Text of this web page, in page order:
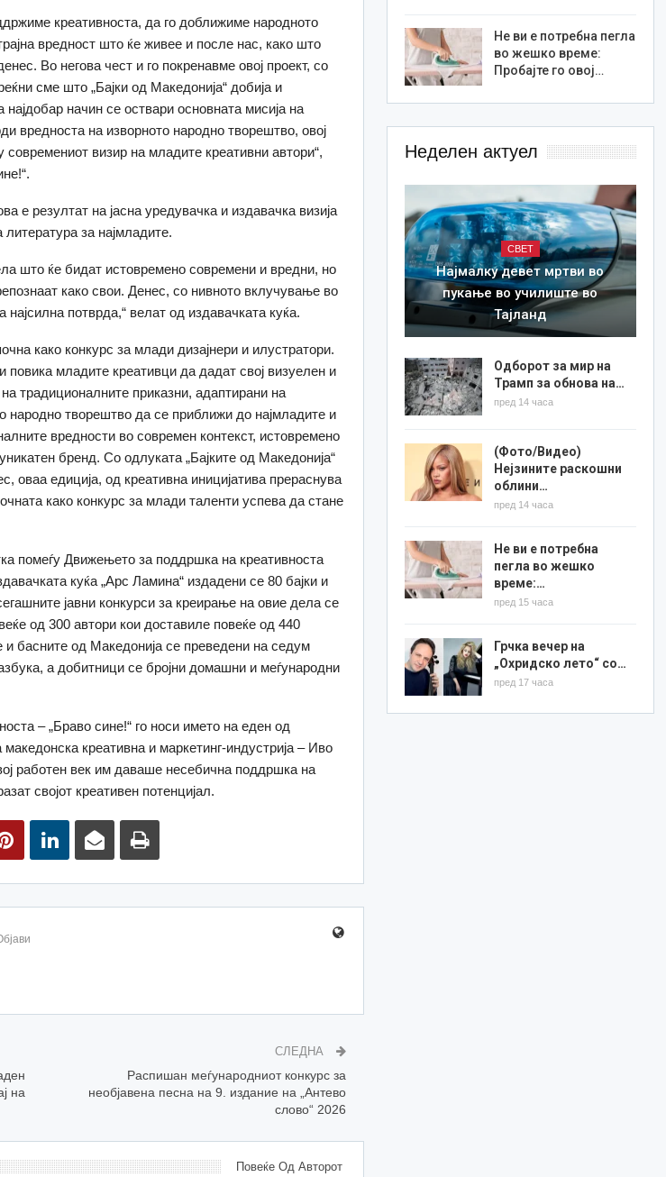
креативноста, да го доближиме народното
вредност што ќе живее и после нас, како што
Во негова чест и го покренавме овој проект, со
сме што „Бајки од Македонија“ добија и
начин се оствари основната мисија на
вредноста на изворното народно творештво, овој
визир на младите креативни автори“,
е резултат на јасна уредувачка и издавачка визија
за најмладите.
што ќе бидат истовремено современи и вредни, но
како свои. Денес, со нивното вклучување во
потврда,“ велат од издавачката куќа.
како конкурс за млади дизајнери и илустратори.
повика младите креативци да дадат свој визуелен и
традиционалните приказни, адаптирани на
народно творештво да се приближи до најмладите и
вредности во современ контекст, истовремено
бренд. Со одлуката „Бајките од Македонија“
оваа едиција, од креативна иницијатива прераснува
како конкурс за млади таленти успева да стане
помеѓу Движењето за поддршка на креативноста
куќа „Арс Ламина“ издадени се 80 бајки и
јавни конкурси за креирање на овие дела се
од 300 автори кои доставиле повеќе од 440
и басните од Македонија се преведени на седум
а добитници се бројни домашни и меѓународни
– „Браво сине!“ го носи името на еден од
креативна и маркетинг-индустрија – Иво
работен век им даваше несебична поддршка на
својот креативен потенцијал.
на
СЛЕДНА
Распишан меѓународниот конкурс за
необјавена песна на 9. издание на „Антево
слово“ 2026
Повеќе Од Авторот
Не ви е потребна пегла
во жешко време:
Пробајте го овој…
Неделен актуел
СВЕТ
Најмалку девет мртви во
пукање во училиште во
Тајланд
Одборот за мир на
Трамп за обнова на…
пред 14 часа
(Фото/Видео)
Нејзините раскошни
облини…
пред 14 часа
Не ви е потребна
пегла во жешко
време:…
пред 15 часа
Грчка вечер на
„Охридско лето“ со…
пред 17 часа